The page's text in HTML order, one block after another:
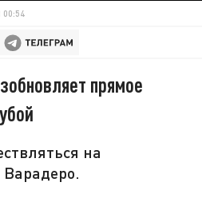
прямое
на